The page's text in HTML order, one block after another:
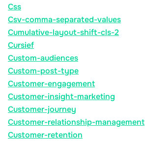
Css
Csv-comma-separated-values
Cumulative-layout-shift-cls-2
Cursief
Custom-audiences
Custom-post-type
Customer-engagement
Customer-insight-marketing
Customer-journey
Customer-relationship-management
Customer-retention